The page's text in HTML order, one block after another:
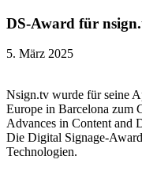
DS-Award für
5. März 2025
Nsign.tv wurde für seine
Europe in Barcelona zum
Advances in Content and
Die Digital Signage-
Technologien.